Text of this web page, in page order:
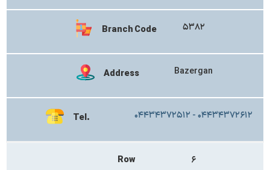
Branch Code ۵۳۸۲
Address Bazergan
Tel. ۰۴۴۳۴۳۷۲۵۱۲ - ۰۴۴۳۴۳۷۲۶۱۲
Row ۶